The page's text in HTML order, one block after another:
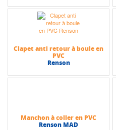
Clapet anti retour à boule en
PVC
Renson
Manchon à coller en PVC
Renson MAD